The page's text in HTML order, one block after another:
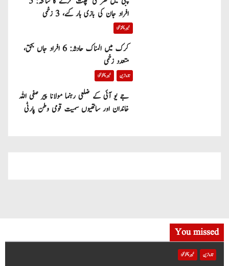
افراد جان کی بازی ہار گئے، 3 زخمی
خیبر پختونخوا
کرک میں المناک حادثہ: 6 افراد جاں بحق،
متعدد زخمی
تازہ ترین خیبر پختونخوا
جے یو آئی کے ضلعی رہنما مولانا پیر صفی اللہ
خاندان اور ساتھیوں سمیت قومی وطن پارٹی
You missed
تازہ ترین خیبر پختونخوا